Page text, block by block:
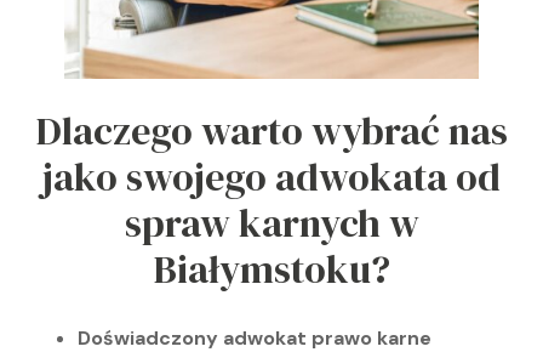
Dlaczego warto wybrać nas
jako swojego adwokata od
spraw karnych w
Białymstoku?
Doświadczony adwokat prawo karne